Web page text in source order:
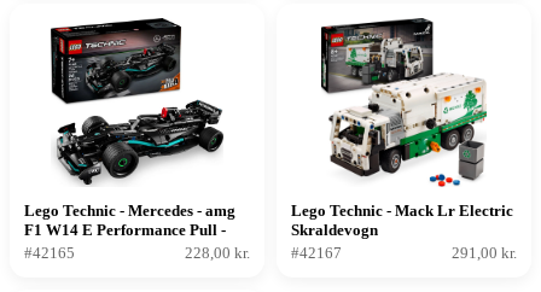
Lego Technic - Mercedes - amg
F1 W14 E Performance Pull -
back
#42165 228,00 kr.
Lego Technic - Mack Lr Electric
Skraldevogn
#42167
291,00 kr.